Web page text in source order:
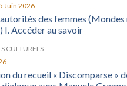
Juin 2026
des femmes (Mondes
I. Accéder au savoir
CULTURELS
du recueil « Discomparse »